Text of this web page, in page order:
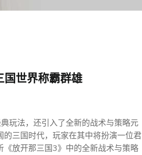
国世界称霸群雄
玩法，还引入了全新的战术与策略元
三国时代，玩家在其中将扮演一位君
放开那三国3》中的全新战术与策略